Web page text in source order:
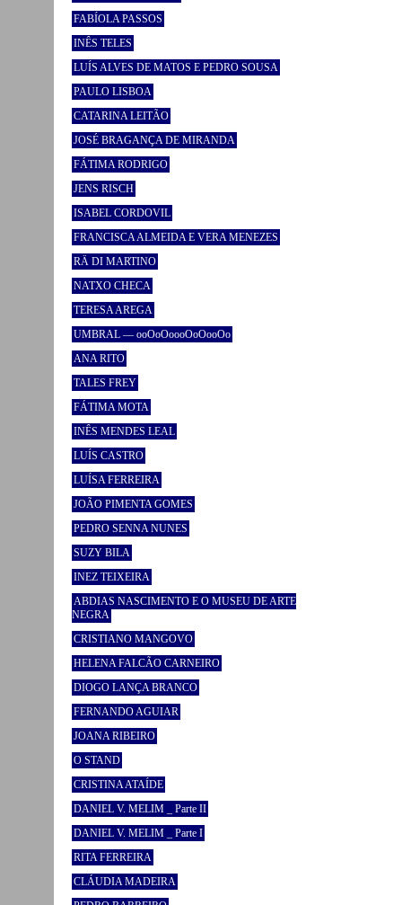
FABÍOLA PASSOS
INÊS TELES
LUÍS ALVES DE MATOS E PEDRO SOUSA
PAULO LISBOA
CATARINA LEITÃO
JOSÉ BRAGANÇA DE MIRANDA
FÁTIMA RODRIGO
JENS RISCH
ISABEL CORDOVIL
FRANCISCA ALMEIDA E VERA MENEZES
RÄ DI MARTINO
NATXO CHECA
TERESA AREGA
UMBRAL — ooOoOoooOoOooOo
ANA RITO
TALES FREY
FÁTIMA MOTA
INÊS MENDES LEAL
LUÍS CASTRO
LUÍSA FERREIRA
JOÃO PIMENTA GOMES
PEDRO SENNA NUNES
SUZY BILA
INEZ TEIXEIRA
ABDIAS NASCIMENTO E O MUSEU DE ARTE
NEGRA
CRISTIANO MANGOVO
HELENA FALCÃO CARNEIRO
DIOGO LANÇA BRANCO
FERNANDO AGUIAR
JOANA RIBEIRO
O STAND
CRISTINA ATAÍDE
DANIEL V. MELIM _ Parte II
DANIEL V. MELIM _ Parte I
RITA FERREIRA
CLÁUDIA MADEIRA